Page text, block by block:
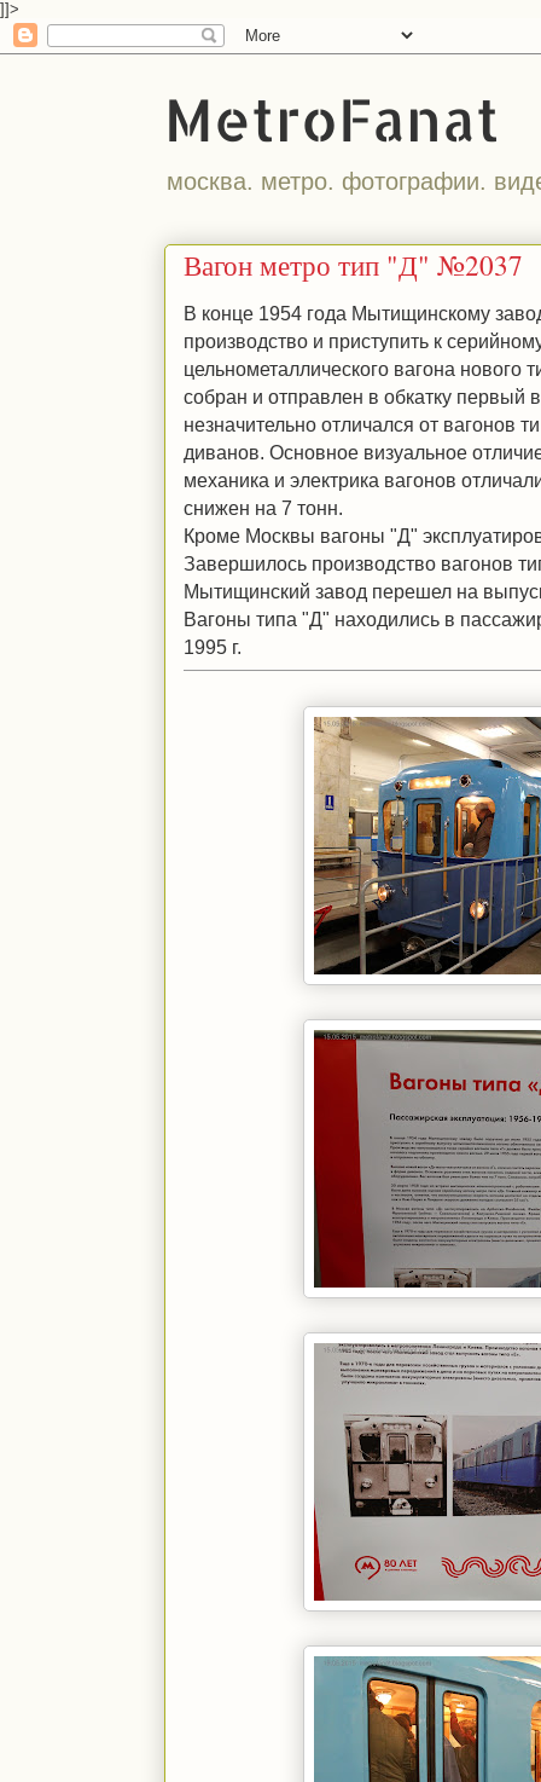
]]>
MetroFanat
москва. метро. фотографии.
Вагон метро тип "Д" №2037
В конце 1954 года Мытищинскому
производство и приступить к
цельнометаллического вагона
собран и отправлен в обкатку первый
незначительно отличался от вагонов
диванов. Основное визуальное
механика и электрика вагонов
снижен на 7 тонн.
Кроме Москвы вагоны "Д"
Завершилось производство вагонов
Мытищинский завод перешел на
Вагоны типа "Д" находились в
1995 г.